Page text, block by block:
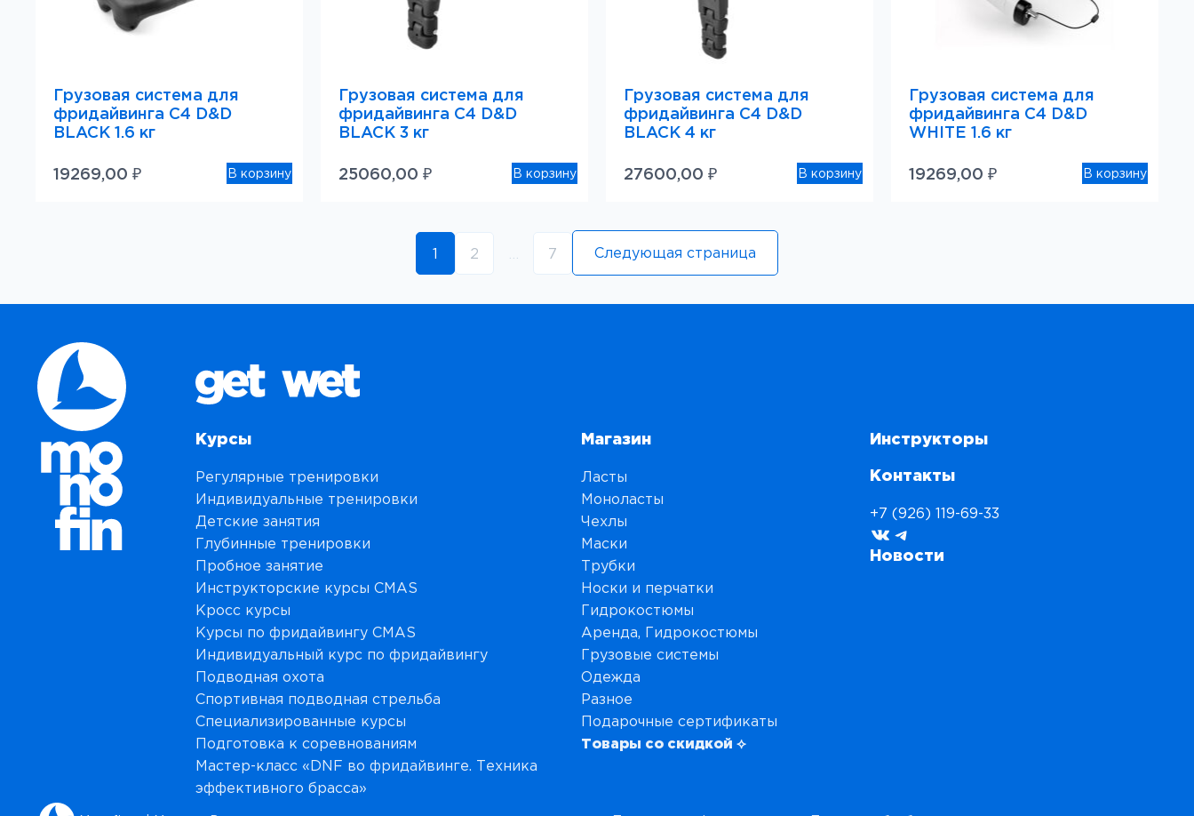
Грузовая система для
фридайвинга C4 D&D
BLACK 1.6 кг
19269,00 ₽ В корзину
Грузовая система для
фридайвинга C4 D&D
BLACK 3 кг
25060,00 ₽ В корзину
Грузовая система для
фридайвинга C4 D&D
BLACK 4 кг
27600,00 ₽ В корзину
Грузовая система для
фридайвинга C4 D&D
WHITE 1.6 кг
19269,00 ₽ В корзину
1 2 7 Следующая страница
Курсы
Регулярные тренировки
Индивидуальные тренировки
Детские занятия
Глубинные тренировки
Пробное занятие
Инструкторские курсы CMAS
Кросс курсы
Курсы по фридайвингу CMAS
Индивидуальный курс по фридайвингу
Подводная охота
Спортивная подводная стрельба
Специализированные курсы
Подготовка к соревнованиям
Мастер-класс «DNF во фридайвинге. Техника
эффективного брасса»
Магазин
Ласты
Моноласты
Чехлы
Маски
Трубки
Носки и перчатки
Гидрокостюмы
Аренда, Гидрокостюмы
Грузовые системы
Одежда
Разное
Подарочные сертификаты
Товары со скидкой ⟡
Инструкторы
Контакты
+7 (926) 119-69-33
ВКонтакте Telegram
Новости